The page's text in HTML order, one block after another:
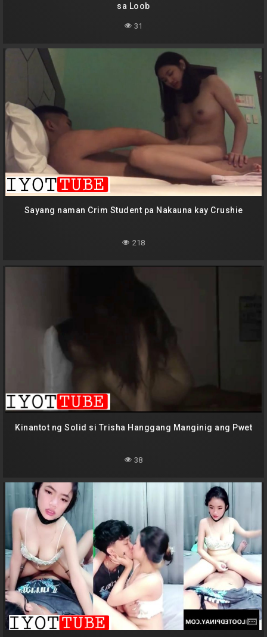
sa Loob
31
Sayang naman Crim Student pa Nakauna kay Crushie
218
Kinantot ng Solid si Trisha Hanggang Manginig ang Pwet
38